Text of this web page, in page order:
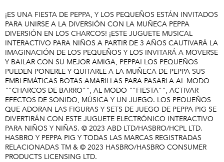
¡ES UNA FIESTA DE PEPPA, Y LOS PEQUEÑOS ESTÁN INVITADOS
PARA UNIRSE A LA DIVERSIÓN CON LA MUÑECA PEPPA
DIVERSIÓN EN LOS CHARCOS! ¡ESTE JUGUETE MUSICAL
INTERACTIVO PARA NIÑOS A PARTIR DE 3 AÑOS CAUTIVARÁ LA
IMAGINACIÓN DE LOS PEQUEÑOS Y LOS INVITARÁ A MOVERSE
Y BAILAR CON SU MEJOR AMIGA, PEPPA! LOS PEQUEÑOS
PUEDEN PONERLE Y QUITARLE A LA MUÑECA DE PEPPA SUS
EMBLEMÁTICAS BOTAS AMARILLAS PARA PASARLA AL MODO
""CHARCOS DE BARRO"", AL MODO ""FIESTA"", ACTIVAR
EFECTOS DE SONIDO, MÚSICA Y UN JUEGO. LOS PEQUEÑOS
QUE ADORAN LAS FIGURAS Y SETS DE JUEGO DE PEPPA PIG SE
DIVERTIRÁN CON ESTE JUGUETE ELECTRÓNICO INTERACTIVO
PARA NIÑOS Y NIÑAS. © 2023 ABD LTD/HASBRO/HCPL LTD.
HASBRO Y PEPPA PIG Y TODAS LAS MARCAS REGISTRADAS
RELACIONADAS TM & © 2023 HASBRO/HASBRO CONSUMER
PRODUCTS LICENSING LTD.